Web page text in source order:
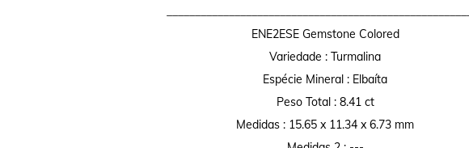
ENE2ESE Gemstone Colored
Variedade : Turmalina
Espécie Mineral : Elbaíta
Peso Total : 8.41 ct
Medidas : 15.65 x 11.34 x 6.73 mm